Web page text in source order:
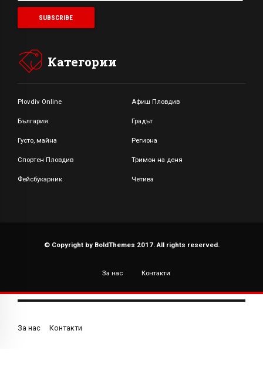
Категории
Plovdiv Online Афиш Пловдив
България Градът
Густо, майна Региона
Спортен Пловдив Тримон на деня
Фейсбукарник Четива
© Copyright by BoldThemes 2017. All rights reserved.
За нас Контакти
За нас Контакти